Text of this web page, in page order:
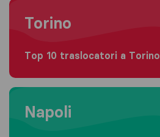
Moving to Torino
Torino
Top 10 traslocatori a Torino
Moving to Napoli
Napoli